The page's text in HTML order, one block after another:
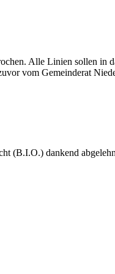
Alle Linien sollen in
vom Gemeinderat
(B.I.O.) dankend